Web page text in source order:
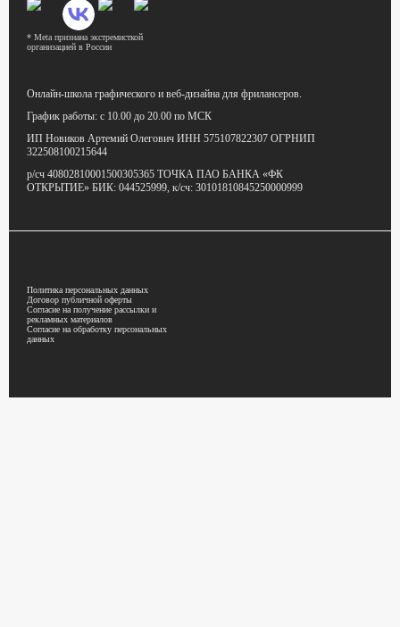
* Meta признана экстремисткой
организацией в России
Онлайн-школа графического и веб-дизайна для фрилансеров.
График работы: с 10.00 до 20.00 по МСК
ИП Новиков Артемий Олегович ИНН 575107822307 ОГРНИП
322508100215644
р/сч 40802810001500305365 ТОЧКА ПАО БАНКА «ФК
ОТКРЫТИЕ» БИК: 044525999, к/сч: 30101810845250000999
Политика персональных данных
Договор публичной оферты
Согласие на получение рассылки и
рекламных материалов
Согласие на обработку персональных
данных